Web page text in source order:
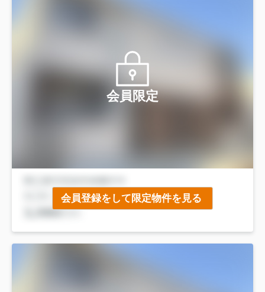
会員限定
会員登録をして限定物件を見る